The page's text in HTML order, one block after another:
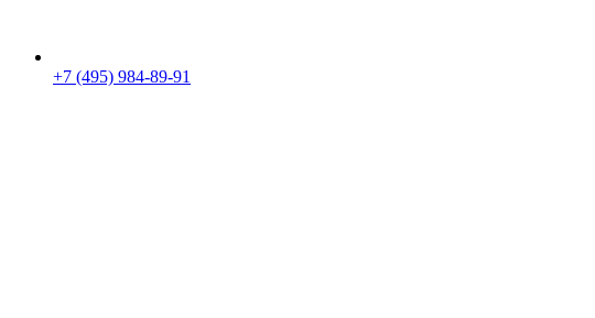
+7 (495) 984-89-91